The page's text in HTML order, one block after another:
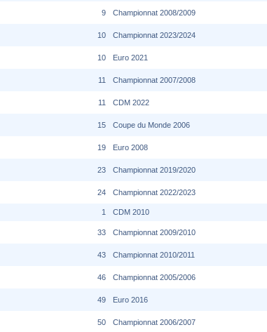
9 Championnat 2008/2009
10 Championnat 2023/2024
10 Euro 2021
11 Championnat 2007/2008
11 CDM 2022
15 Coupe du Monde 2006
19 Euro 2008
23 Championnat 2019/2020
24 Championnat 2022/2023
1 CDM 2010
33 Championnat 2009/2010
43 Championnat 2010/2011
46 Championnat 2005/2006
49 Euro 2016
50 Championnat 2006/2007